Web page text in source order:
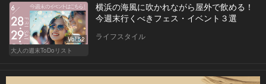
Vol.52
大人の週末ToDoリスト
横浜の海風に吹かれながら屋外で飲める！
今週末行くべきフェス・イベント３選
ライフスタイル